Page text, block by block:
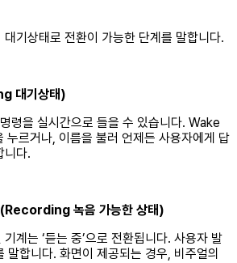
기상태로 전환이 가능한 단계를 말합니다.
대기상태)
령을 실시간으로 들을 수 있습니다. Wake
누르거나, 이름을 불러 언제든 사용자에게 답
니다.
(Recording 녹음 가능한 상태)
계는 ‘듣는 중’으로 전환됩니다. 사용자 발
말합니다. 화면이 제공되는 경우, 비주얼의